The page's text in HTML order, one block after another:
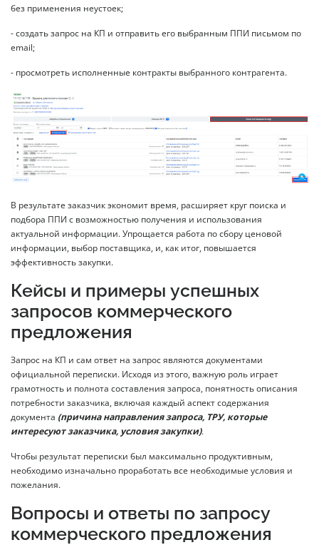
без применения неустоек;
- создать запрос на КП и отправить его выбранным ППИ письмом по
email;
- просмотреть исполненные контракты выбранного контрагента.
В результате заказчик экономит время, расширяет круг поиска и
подбора ППИ с возможностью получения и использования
актуальной информации. Упрощается работа по сбору ценовой
информации, выбор поставщика, и, как итог, повышается
эффективность закупки.
Кейсы и примеры успешных
запросов коммерческого
предложения
Запрос на КП и сам ответ на запрос являются документами
официальной переписки. Исходя из этого, важную роль играет
грамотность и полнота составления запроса, понятность описания
потребности заказчика, включая каждый аспект содержания
документа (причина направления запроса, ТРУ, которые
интересуют заказчика, условия закупки).
Чтобы результат переписки был максимально продуктивным,
необходимо изначально проработать все необходимые условия и
пожелания.
Вопросы и ответы по запросу
коммерческого предложения